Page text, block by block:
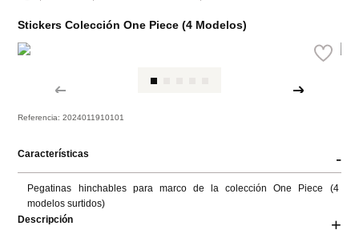
Stickers Colección One Piece (4 Modelos)
Referencia:2024011910101
Características -
Pegatinas hinchables para marco de la colección One Piece (4
modelos surtidos)
Descripción
+